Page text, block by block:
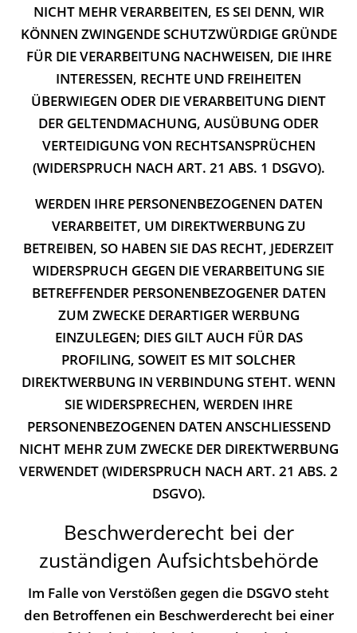
NICHT MEHR VERARBEITEN, ES SEI DENN, WIR
KÖNNEN ZWINGENDE SCHUTZWÜRDIGE GRÜNDE
FÜR DIE VERARBEITUNG NACHWEISEN, DIE IHRE
INTERESSEN, RECHTE UND FREIHEITEN
ÜBERWIEGEN ODER DIE VERARBEITUNG DIENT
DER GELTENDMACHUNG, AUSÜBUNG ODER
VERTEIDIGUNG VON RECHTSANSPRÜCHEN
(WIDERSPRUCH NACH ART. 21 ABS. 1 DSGVO).
WERDEN IHRE PERSONENBEZOGENEN DATEN
VERARBEITET, UM DIREKTWERBUNG ZU
BETREIBEN, SO HABEN SIE DAS RECHT, JEDERZEIT
WIDERSPRUCH GEGEN DIE VERARBEITUNG SIE
BETREFFENDER PERSONENBEZOGENER DATEN
ZUM ZWECKE DERARTIGER WERBUNG
EINZULEGEN; DIES GILT AUCH FÜR DAS
PROFILING, SOWEIT ES MIT SOLCHER
DIREKTWERBUNG IN VERBINDUNG STEHT. WENN
SIE WIDERSPRECHEN, WERDEN IHRE
PERSONENBEZOGENEN DATEN ANSCHLIESSEND
NICHT MEHR ZUM ZWECKE DER DIREKTWERBUNG
VERWENDET (WIDERSPRUCH NACH ART. 21 ABS. 2
DSGVO).
Beschwerde­recht bei der
zuständigen Aufsichts­behörde
Im Falle von Verstößen gegen die DSGVO steht
den Betroffenen ein Beschwerderecht bei einer